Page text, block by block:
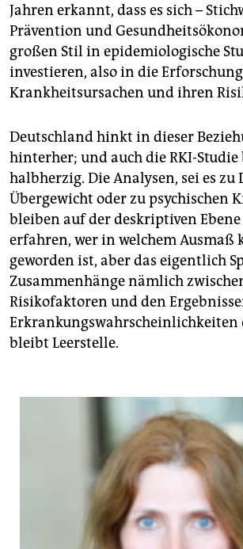
Jahren erkannt, dass es sich –
Prävention und
großen Stil in epidemiologische
investieren, also in die
Krankheitsursachen und ihren
Deutschland hinkt in dieser
hinterher; und auch die RKI-
halbherzig. Die Analysen, sei es zu
Übergewicht oder zu psychischen
bleiben auf der deskriptiven Ebene
erfahren, wer in welchem Ausmaß
geworden ist, aber das eigentlich
Zusammenhänge nämlich
Risikofaktoren und den
Erkrankungswahrscheinlichkeiten
bleibt Leerstelle.